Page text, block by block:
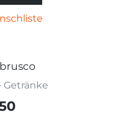
Getränke